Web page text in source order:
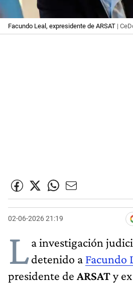
Facundo Leal, expresidente de ARSAT |
02-06-2026 21:19
La investigación
detenido a Facundo
presidente de ARSATy